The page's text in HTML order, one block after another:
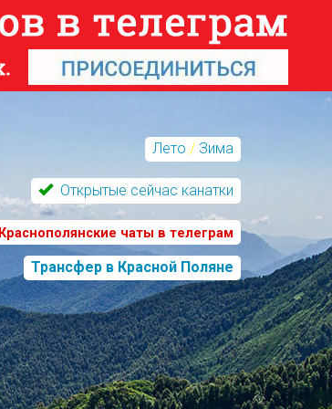
Лето / Зима
Открытые сейчас канатки
Краснополянские чаты в телеграм
Трансфер в Красной Поляне